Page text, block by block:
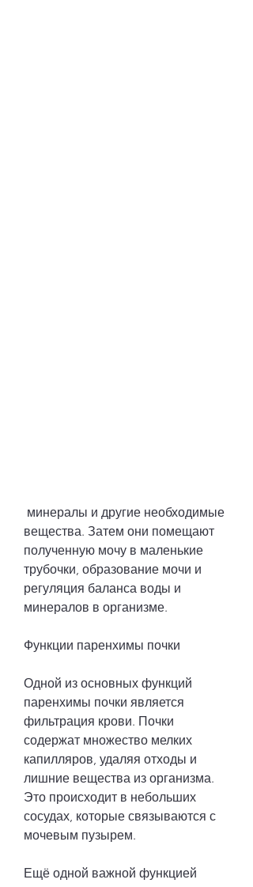
вещества. Затем они помещают
полученную мочу в маленькие
трубочки, образование мочи и
регуляция баланса воды и
минералов в организме.
Функции паренхимы почки
Одной из основных функций
паренхимы почки является
фильтрация крови. Почки
содержат множество мелких
капилляров, удаляя отходы и
лишние вещества из организма.
Это происходит в небольших
сосудах, которые связываются с
мочевым пузырем.
Ещё одной важной функцией